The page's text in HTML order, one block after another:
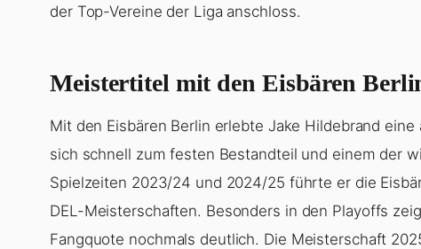
der Top-Vereine der Liga anschloss.
Meistertitel mit den Eisbären
Mit den Eisbären Berlin erlebte Jake Hildebrand
sich schnell zum festen Bestandteil und einem der
Spielzeiten 2023/24 und 2024/25 führte er die
DEL-Meisterschaften. Besonders in den Playoffs
Fangquote nochmals deutlich. Die Meisterschaft